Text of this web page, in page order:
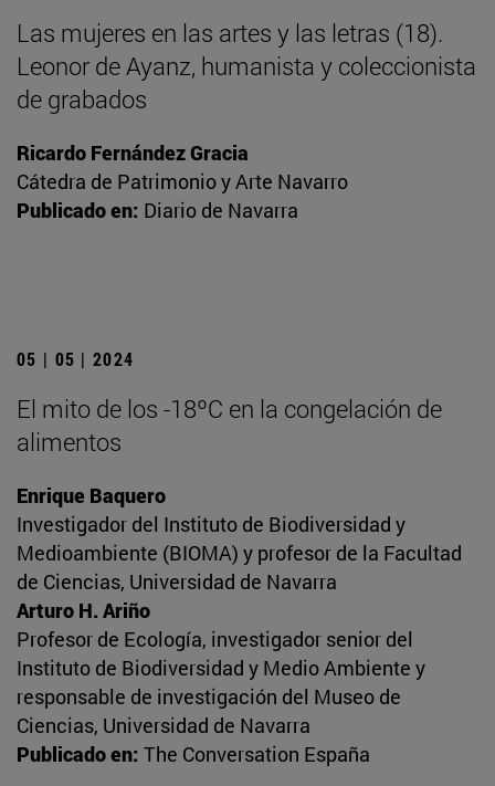
Las mujeres en las artes y las letras (18).
Leonor de Ayanz, humanista y coleccionista
de grabados
Ricardo Fernández Gracia
Cátedra de Patrimonio y Arte Navarro
Publicado en: Diario de Navarra
05 | 05 | 2024
El mito de los -18ºC en la congelación de
alimentos
Enrique Baquero
Investigador del Instituto de Biodiversidad y
Medioambiente (BIOMA) y profesor de la Facultad
de Ciencias, Universidad de Navarra
Arturo H. Ariño
Profesor de Ecología, investigador senior del
Instituto de Biodiversidad y Medio Ambiente y
responsable de investigación del Museo de
Ciencias, Universidad de Navarra
Publicado en: The Conversation España